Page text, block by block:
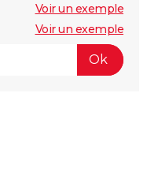
Voir un exemple
Voir un exemple